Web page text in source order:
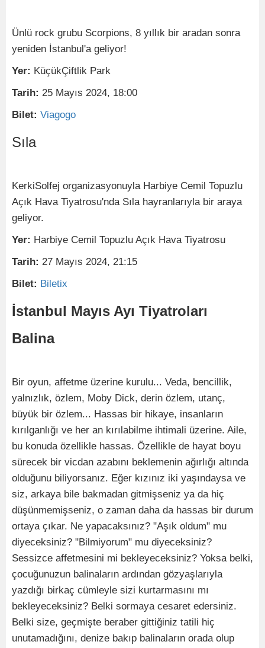
Ünlü rock grubu Scorpions, 8 yıllık bir aradan sonra
yeniden İstanbul'a geliyor!
Yer: KüçükÇiftlik Park
Tarih: 25 Mayıs 2024, 18:00
Bilet: Viagogo
Sıla
KerkiSolfej organizasyonuyla Harbiye Cemil Topuzlu
Açık Hava Tiyatrosu'nda Sıla hayranlarıyla bir araya
geliyor.
Yer: Harbiye Cemil Topuzlu Açık Hava Tiyatrosu
Tarih: 27 Mayıs 2024, 21:15
Bilet: Biletix
İstanbul Mayıs Ayı Tiyatroları
Balina
Bir oyun, affetme üzerine kurulu... Veda, bencillik,
yalnızlık, özlem, Moby Dick, derin özlem, utanç,
büyük bir özlem... Hassas bir hikaye, insanların
kırılganlığı ve her an kırılabilme ihtimali üzerine. Aile,
bu konuda özellikle hassas. Özellikle de hayat boyu
sürecek bir vicdan azabını beklemenin ağırlığı altında
olduğunu biliyorsanız. Eğer kızınız iki yaşındaysa ve
siz, arkaya bile bakmadan gitmişseniz ya da hiç
düşünmemişseniz, o zaman daha da hassas bir durum
ortaya çıkar. Ne yapacaksınız? "Aşık oldum" mu
diyeceksiniz? "Bilmiyorum" mu diyeceksiniz?
Sessizce affetmesini mi bekleyeceksiniz? Yoksa belki,
çocuğunuzun balinaların ardından gözyaşlarıyla
yazdığı birkaç cümleyle sizi kurtarmasını mı
bekleyeceksiniz? Belki sormaya cesaret edersiniz.
Belki size, geçmişte beraber gittiğiniz tatili hiç
unutamadığını, denize bakıp balinaların orada olup